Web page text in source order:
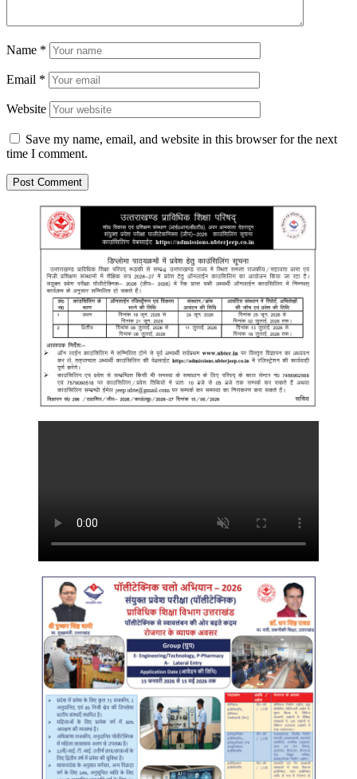
Name *
Email *
Website
Save my name, email, and website in this browser for the next
time I comment.